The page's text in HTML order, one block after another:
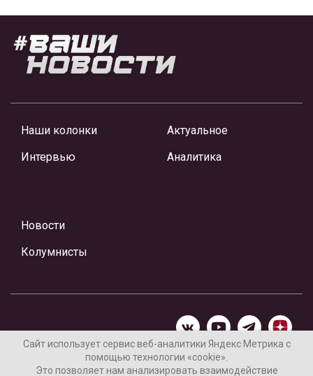
Наши колонки
Интервью
Актуальное
Аналитика
Новости
Колумнисты
Материалы предоставлены редакцией Интернет-газеты
Сайт использует сервис веб-аналитики Яндекс Метрика с
помощью технологии «cookie».
Это позволяет нам анализировать взаимодействие